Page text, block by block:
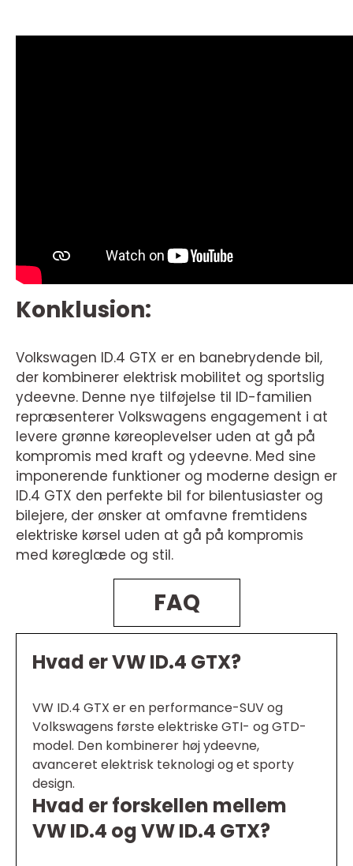
Konklusion:
Volkswagen ID.4 GTX er en banebrydende bil,
der kombinerer elektrisk mobilitet og sportslig
ydeevne. Denne nye tilføjelse til ID-familien
repræsenterer Volkswagens engagement i at
levere grønne køreoplevelser uden at gå på
kompromis med kraft og ydeevne. Med sine
imponerende funktioner og moderne design er
ID.4 GTX den perfekte bil for bilentusiaster og
bilejere, der ønsker at omfavne fremtidens
elektriske kørsel uden at gå på kompromis
med køreglæde og stil.
FAQ
Hvad er VW ID.4 GTX?
VW ID.4 GTX er en performance-SUV og
Volkswagens første elektriske GTI- og GTD-
model. Den kombinerer høj ydeevne,
avanceret elektrisk teknologi og et sporty
design.
Hvad er forskellen mellem
VW ID.4 og VW ID.4 GTX?